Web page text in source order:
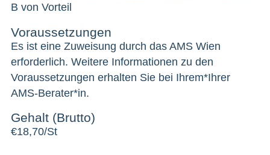
B von Vorteil
Voraussetzungen
Es ist eine Zuweisung durch das AMS Wien
erforderlich. Weitere Informationen zu den
Voraussetzungen erhalten Sie bei Ihrem*Ihrer
AMS-Berater*in.
Gehalt (Brutto)
€18,70/St